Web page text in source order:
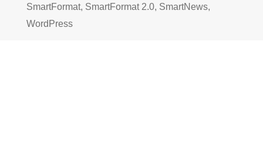
稿
日:
成
テ
SmartFormat, SmartFormat 2.0, SmartNews,
WordPress